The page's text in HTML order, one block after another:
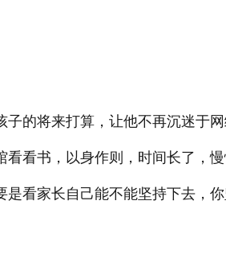
的将来打算，让他不再沉迷于
看书，以身作则，时间长了，
看家长自己能不能坚持下去，